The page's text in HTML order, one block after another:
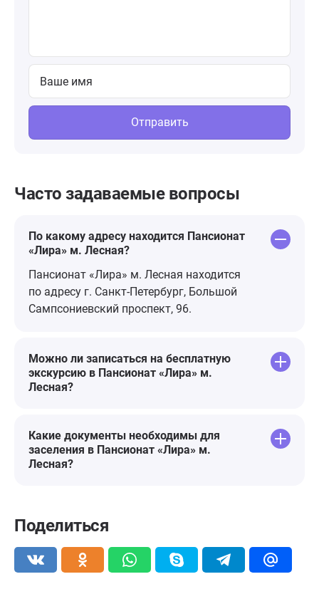
Отправить
Часто задаваемые вопросы
По какому адресу находится Пансионат
«Лира» м. Лесная?
Пансионат «Лира» м. Лесная находится
по адресу г. Санкт-Петербург, Большой
Сампсониевский проспект, 96.
Можно ли записаться на бесплатную
экскурсию в Пансионат «Лира» м.
Лесная?
Какие документы необходимы для
заселения в Пансионат «Лира» м.
Лесная?
Поделиться